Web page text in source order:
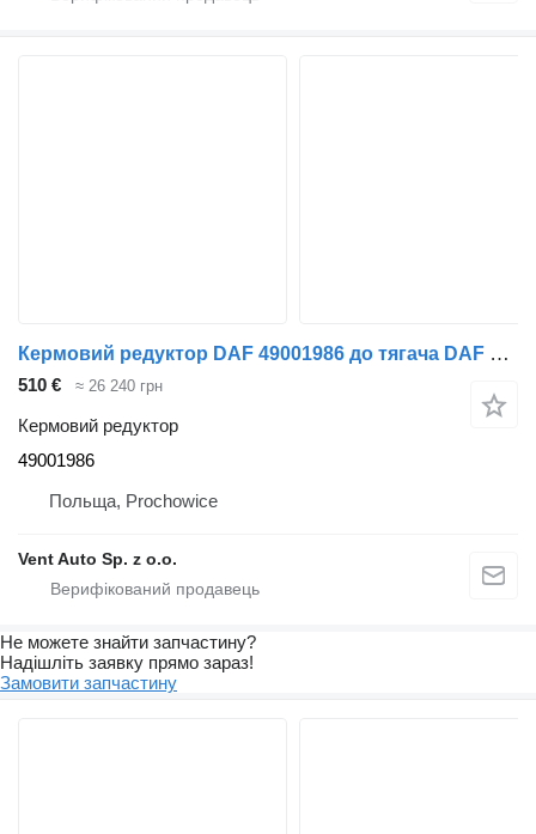
Кермовий редуктор DAF 49001986 до тягача DAF XF 106
510 € ≈ 26 240 грн
Кермовий редуктор
49001986
Польща, Prochowice
Vent Auto Sp. z o.o.
Не можете знайти запчастину?
Надішліть заявку прямо зараз!
Замовити запчастину